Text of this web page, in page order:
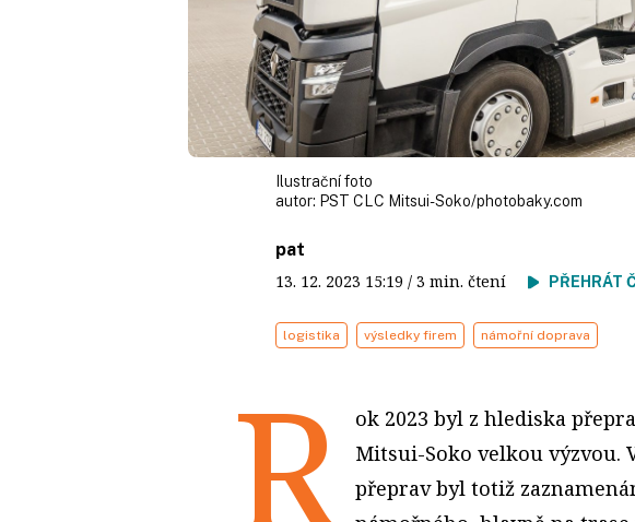
Ilustrační foto
autor: PST CLC Mitsui-Soko/photobaky.com
pat
13. 12. 2023 15:19 / 3 min. čtení PŘEHRÁT
logistika výsledky firem námořní doprava
R ok 2023 byl z hlediska
Mitsui-Soko velkou výzvou.
přeprav byl totiž